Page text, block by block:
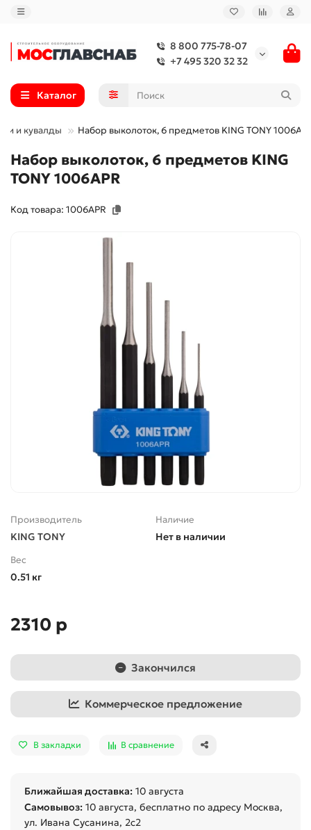
8 800 775-78-07
+7 495 320 32 32
Каталог
и кувалды Набор выколоток, 6 предметов KING TONY
Набор выколоток, 6 предметов KING
TONY 1006APR
Код товара: 1006APR
Производитель
KING TONY
Наличие
Нет в наличии
Вес
0.51 кг
2310 р
Закончился
Коммерческое предложение
В закладки В сравнение
Ближайшая доставка: 10 августа
Самовывоз: 10 августа, бесплатно по адресу Москва,
ул. Ивана Сусанина, 2с2